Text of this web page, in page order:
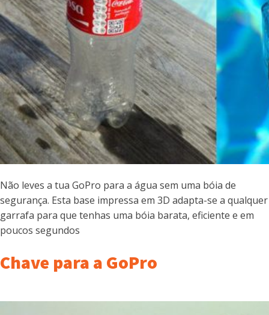
Não leves a tua GoPro para a água sem uma bóia de
segurança. Esta base impressa em 3D adapta-se a qualquer
garrafa para que tenhas uma bóia barata, eficiente e em
poucos segundos
Chave para a GoPro